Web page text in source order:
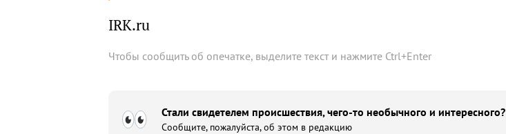
IRK.ru
Чтобы сообщить об опечатке, выделите текст и нажмите Ctrl+Enter
Стали свидетелем происшествия, чего-то необычного и интересного?
Сообщите, пожалуйста, об этом в редакцию